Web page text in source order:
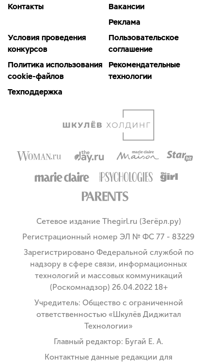
Контакты
Вакансии
Реклама
Условия проведения
конкурсов
Пользовательское
соглашение
Политика использования
cookie-файлов
Рекомендательные
технологии
Техподдержка
Сетевое издание Thegirl.ru (Зегёрл.ру)
Регистрационный номер ЭЛ № ФС 77 - 83229
Зарегистрировано Федеральной службой по
надзору в сфере связи, информационных
технологий и массовых коммуникаций
(Роскомнадзор) 26.04.2022 18+
Учредитель: Общество с ограниченной
ответственностью «Шкулёв Диджитал
Технологии»
Главный редактор: Бугай Е. А.
Контактные данные редакции для